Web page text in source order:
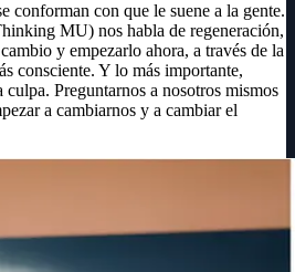
conforman con que le suene a la gente.
MU) nos habla de regeneración,
y empezarlo ahora, a través de la
consciente. Y lo más importante,
culpa. Preguntarnos a nosotros mismos
a cambiarnos y a cambiar el